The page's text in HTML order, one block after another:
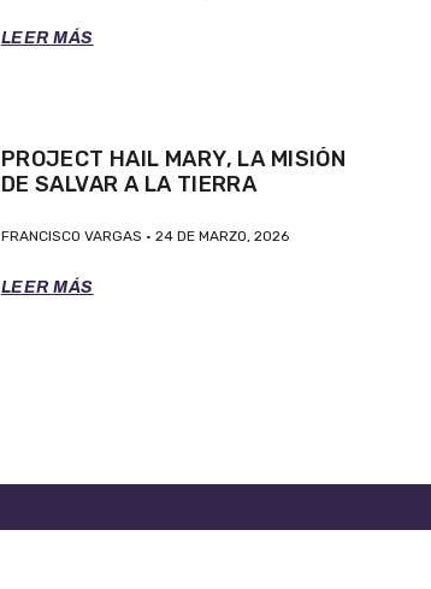
LEER MÁS
PROJECT HAIL MARY, LA MISIÓN
DE SALVAR A LA TIERRA
FRANCISCO VARGAS 24 DE MARZO, 2026
LEER MÁS